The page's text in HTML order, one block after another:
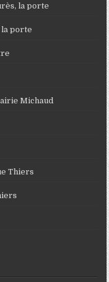
la porte
la porte
Michaud
Thiers